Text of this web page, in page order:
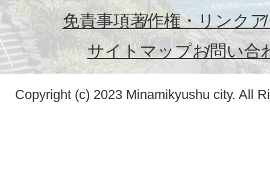
免責事項著作権・リンク
サイトマップお問い合
Copyright (c) 2023 Minamikyushu city. All